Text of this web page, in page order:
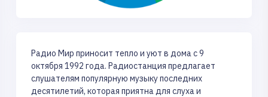
Радио Мир приносит тепло и уют в дома с 9
октября 1992 года. Радиостанция предлагает
слушателям популярную музыку последних
десятилетий, которая приятна для слуха и